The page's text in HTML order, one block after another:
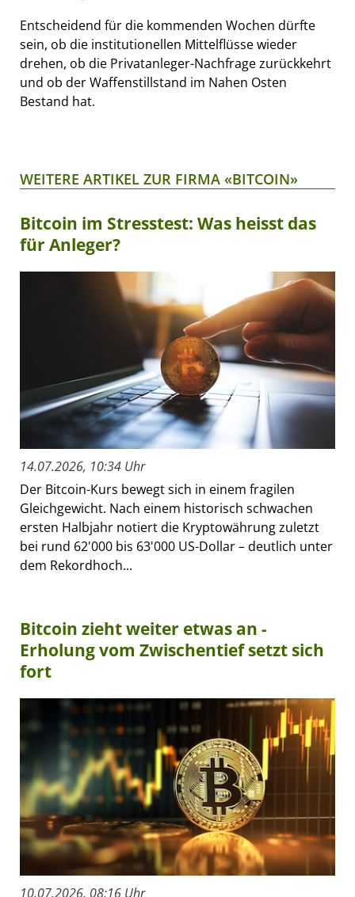
Entscheidend für die kommenden Wochen dürfte
sein, ob die institutionellen Mittelflüsse wieder
drehen, ob die Privatanleger-Nachfrage zurückkehrt
und ob der Waffenstillstand im Nahen Osten
Bestand hat.
WEITERE ARTIKEL ZUR FIRMA «BITCOIN»
Bitcoin im Stresstest: Was heisst das
für Anleger?
14.07.2026, 10:34 Uhr
Der Bitcoin-Kurs bewegt sich in einem fragilen
Gleichgewicht. Nach einem historisch schwachen
ersten Halbjahr notiert die Kryptowährung zuletzt
bei rund 62'000 bis 63'000 US-Dollar – deutlich unter
dem Rekordhoch...
Bitcoin zieht weiter etwas an -
Erholung vom Zwischentief setzt sich
fort
10.07.2026, 08:16 Uhr